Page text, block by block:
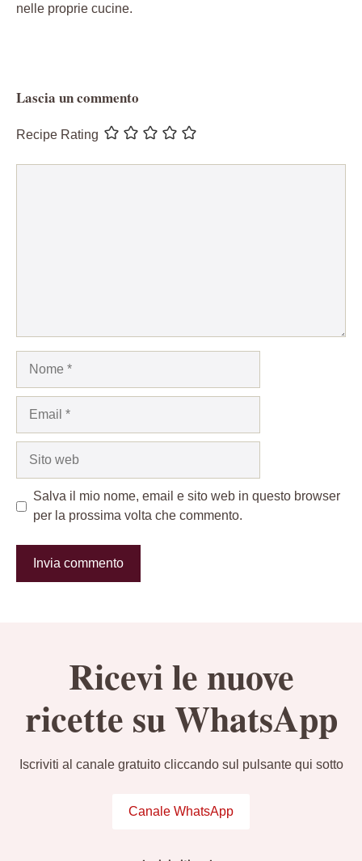
nelle proprie cucine.
Lascia un commento
Recipe Rating
Salva il mio nome, email e sito web in questo browser
per la prossima volta che commento.
Ricevi le nuove
ricette su WhatsApp
Iscriviti al canale gratuito cliccando sul pulsante qui sotto
Canale WhatsApp